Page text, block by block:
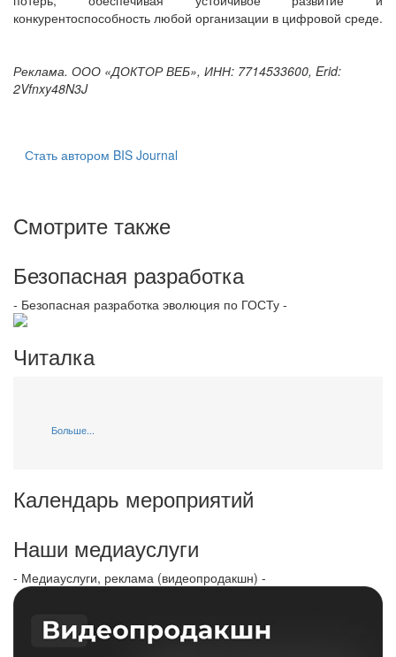
конкурентоспособность любой организации в цифровой среде.
Реклама. ООО «ДОКТОР ВЕБ», ИНН: 7714533600, Erid:
2Vfnxy48N3J
Стать автором BIS Journal
Смотрите также
Безопасная разработка
- Безопасная разработка эволюция по ГОСТу -
Читалка
Больше...
Календарь мероприятий
Наши медиауслуги
- Медиауслуги, реклама (видеопродакшн) -